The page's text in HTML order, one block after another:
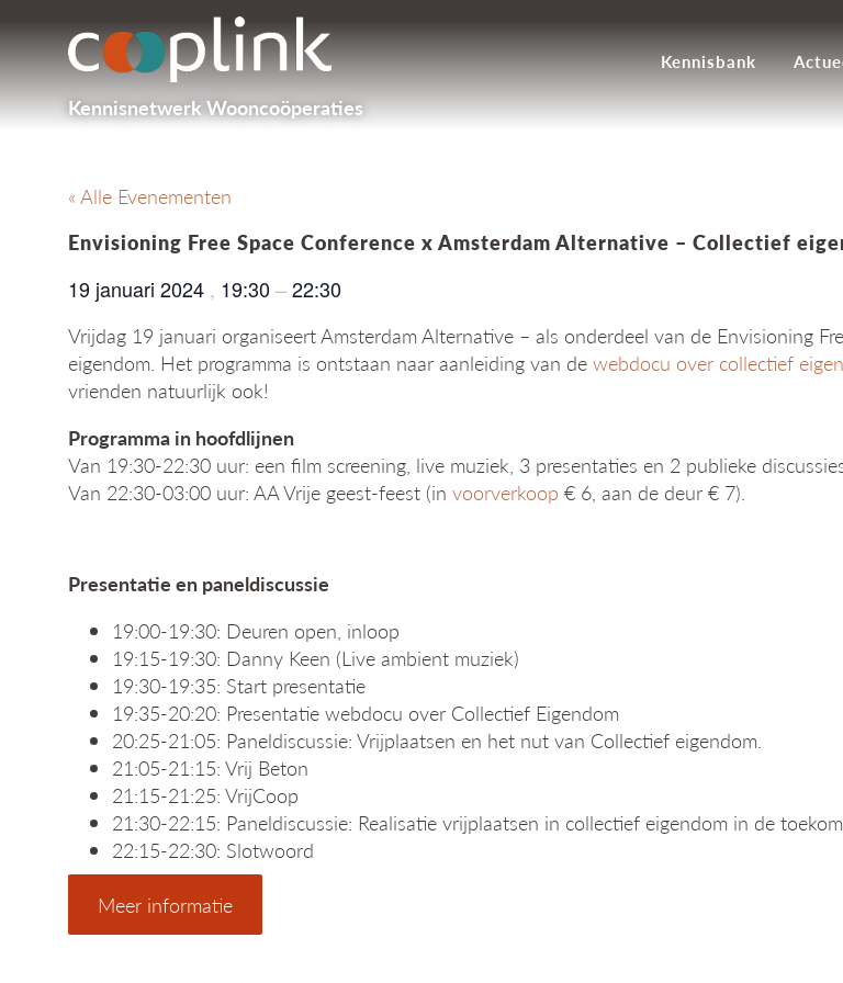
Kennisnetwerk Wooncoöperaties
Kennisbank
« Alle Evenementen
Envisioning Free Space Conference x Amsterdam Alternative – Collectief
19 januari 2024 , 19:30 –22:30
Vrijdag 19 januari organiseert Amsterdam Alternative – als onderdeel van de Envisioning
eigendom. Het programma is ontstaan naar aanleiding van de webdocu over collectief
vrienden natuurlijk ook!
Programma in hoofdlijnen
Van 19:30-22:30 uur: een film screening, live muziek, 3 presentaties en 2 publieke
Van 22:30-03:00 uur: AA Vrije geest-feest (in voorverkoop € 6, aan de deur € 7).
Presentatie en paneldiscussie
19:00-19:30: Deuren open, inloop
19:15-19:30: Danny Keen (Live ambient muziek)
19:30-19:35: Start presentatie
19:35-20:20: Presentatie webdocu over Collectief Eigendom
20:25-21:05: Paneldiscussie: Vrijplaatsen en het nut van Collectief eigendom.
21:05-21:15: Vrij Beton
21:15-21:25: VrijCoop
21:30-22:15: Paneldiscussie: Realisatie vrijplaatsen in collectief eigendom in de
22:15-22:30: Slotwoord
Meer informatie